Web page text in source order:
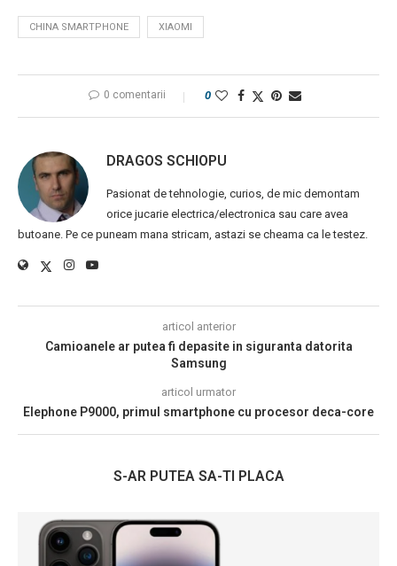
CHINA SMARTPHONE XIAOMI
0 comentarii 0
DRAGOS SCHIOPU
Pasionat de tehnologie, curios, de mic demontam
orice jucarie electrica/electronica sau care avea
butoane. Pe ce puneam mana stricam, astazi se cheama ca le testez.
articol anterior
Camioanele ar putea fi depasite in siguranta datorita
Samsung
articol urmator
Elephone P9000, primul smartphone cu procesor deca-core
S-AR PUTEA SA-TI PLACA